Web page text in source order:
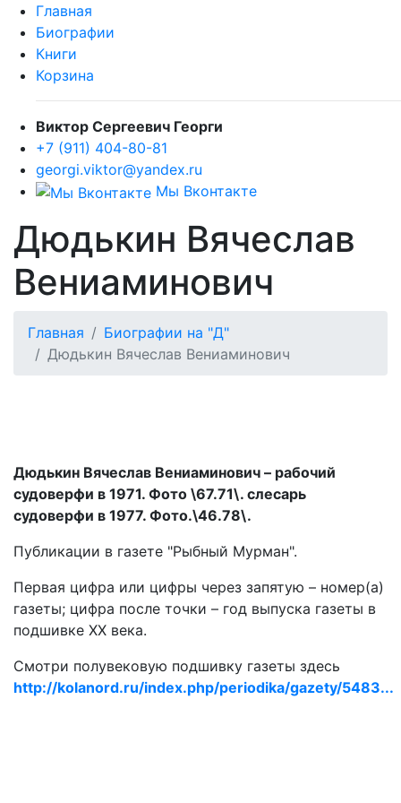
Главная
Биографии
Книги
Корзина
Виктор Сергеевич Георги
+7 (911) 404-80-81
georgi.viktor@yandex.ru
Мы Вконтакте
Дюдькин Вячеслав
Вениаминович
Главная
Биографии на "Д"
Дюдькин Вячеслав Вениаминович
Дюдькин Вячеслав Вениаминович – рабочий
судоверфи в 1971. Фото \67.71\. слесарь
судоверфи в 1977. Фото.\46.78\.
Публикации в газете "Рыбный Мурман".
Первая цифра или цифры через запятую – номер(а)
газеты; цифра после точки – год выпуска газеты в
подшивке ХХ века.
Смотри полувековую подшивку газеты здесь
http://kolanord.ru/index.php/periodika/gazety/5483...